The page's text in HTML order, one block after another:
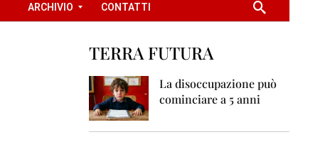
ARCHIVIO CONTATTI
TERRA FUTURA
La disoccupazione può
cominciare a 5 anni